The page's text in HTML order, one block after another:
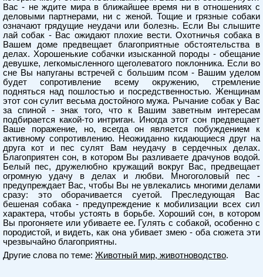
Вас - не ждите мира в ближайшее время ни в отношениях с
деловыми партнерами, ни с женой. Тощие и грязные собаки
означают грядущие неудачи или болезнь. Если Вы слышите
лай собак - Вас ожидают плохие вести. Охотничья собака в
Вашем доме предвещает благоприятные обстоятельства в
делах. Хорошенькие собачки изысканной породы - обещание
девушке, легкомысленного щеголеватого поклонника. Если во
сне Вы напуганы встречей с большим псом - Вашим уделом
будет сопротивление всему окружению, стремление
подняться над пошлостью и посредственностью. Женщинам
этот сон сулит весьма достойного мужа. Рычание собак у Вас
за спиной - знак того, что к Вашим заветным интересам
подбирается какой-то интриган. Иногда этот сон предвещает
Ваше поражение, но, всегда он является побуждением к
активному сопротивлению. Неожиданно кидающиеся друг на
друга кот и пес сулят Вам неудачу в сердечных делах.
Благоприятен сон, в котором Вы разливаете драчунов водой.
Белый пес, дружелюбно кружащий вокруг Вас, предвещает
огромную удачу в делах и любви. Многоголовый пес -
предупреждает Вас, чтобы Вы не увлекались многими делами
сразу: это оборачивается суетой. Преследующая Вас
бешеная собака - предупреждение к мобилизации всех сил
характера, чтобы устоять в борьбе. Хороший сон, в котором
Вы прогоняете или убиваете ее. Гулять с собакой, особенно с
породистой, и видеть, как она убивает змею - оба сюжета эти
чрезвычайно благоприятны.
Другие слова по теме: Животный мир, животноводство.